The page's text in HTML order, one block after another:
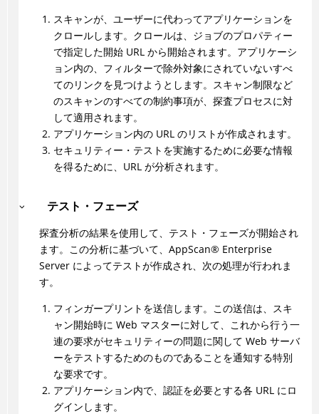
スキャンが、ユーザーに代わってアプリケーションを
クロールします。クロールは、ジョブのプロパティー
で指定した開始 URL から開始されます。アプリケーシ
ョン内の、フィルターで除外対象にされていないすべ
てのリンクを見つけようとします。スキャン制限など
のスキャンのすべての制約事項が、探査プロセスに対
して適用されます。
アプリケーション内の URL のリストが作成されます。
セキュリティー・テストを実施するために必要な情報
を得るために、URL が分析されます。
テスト・フェーズ
探査分析の結果を使用して、テスト・フェーズが開始され
ます。この分析に基づいて、 AppScan® Enterprise
Server によってテストが作成され、次の処理が行われま
す。
フィンガープリントを送信します。この送信は、スキ
ャン開始時に Web マスターに対して、これから行う一
連の要求がセキュリティーの問題に関して Web サーバ
ーをテストするためのものであることを通知する特別
な要求です。
アプリケーション内で、認証を必要とする各 URL にロ
グインします。